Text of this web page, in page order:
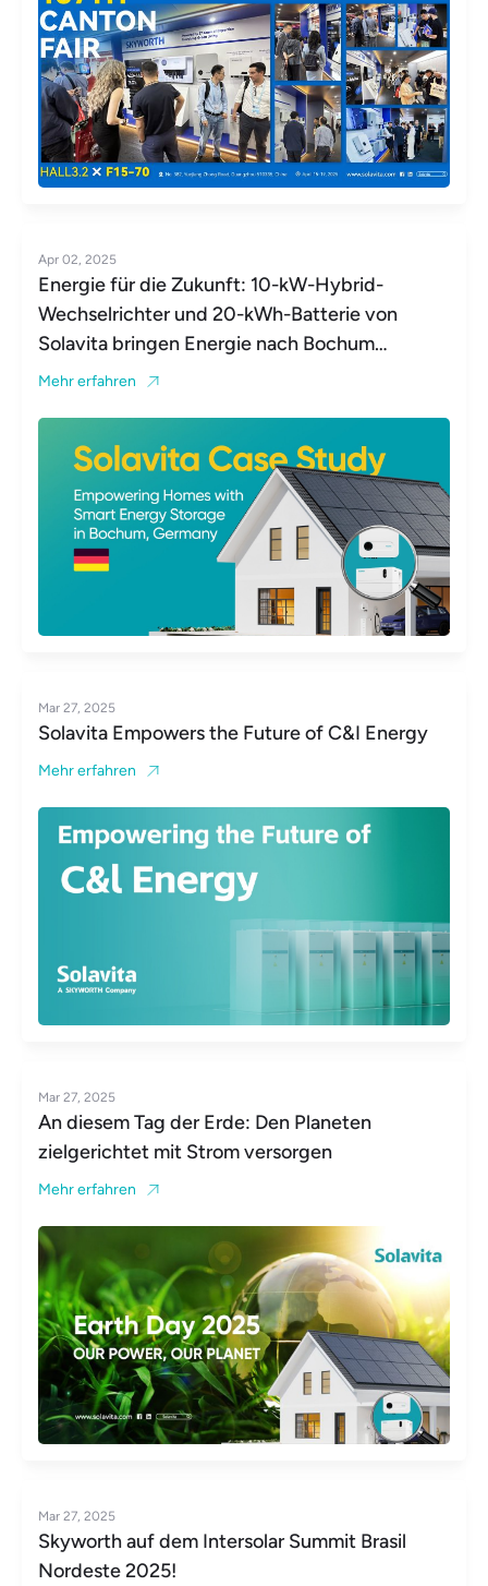
Apr 02, 2025
Energie für die Zukunft: 10-kW-Hybrid-
Wechselrichter und 20-kWh-Batterie von
Solavita bringen Energie nach Bochum
(Deutschland)
Mehr erfahren
Mar 27, 2025
Solavita Empowers the Future of C&I Energy
Mehr erfahren
Mar 27, 2025
An diesem Tag der Erde: Den Planeten
zielgerichtet mit Strom versorgen
Mehr erfahren
Mar 27, 2025
Skyworth auf dem Intersolar Summit Brasil
Nordeste 2025!